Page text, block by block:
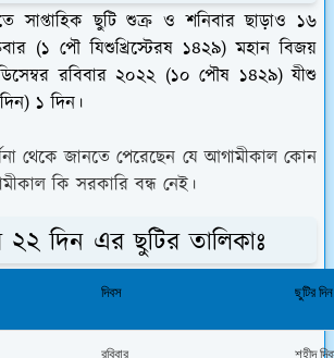
সাপ্তাহিক ছুটি শুক্র ও শনিবার ছাড়াও ১৬
(১ পৌ যিশুখ্রিস্টেরষ ১৪২৯) মহান বিজয়
রবিবার ২০২২ (১০ পৌষ ১৪২৯) যীশু
১ দিন।
থেকে জানতে পেরেছেন যে আগামীকাল কোন
কি সরকারি বন্ধ নেই।
দিন এর ছুটির তালিকাঃ
দিবস ছুটির দিন
রবিবার শহীদ